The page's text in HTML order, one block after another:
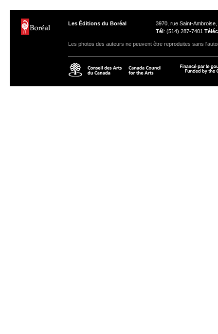
Les Éditions du Boréal
3970, rue Saint-
Tél: (514) 287-7401 Téléc
Les photos des auteurs ne peuvent être reproduites sans